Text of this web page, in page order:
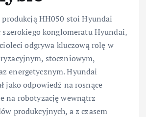
HH050 stoi Hyundai
szerokiego konglomeratu Hyundai,
odgrywa kluczową rolę w
stoczniowym,
energetycznym. Hyundai
jako odpowiedź na rosnące
na robotyzację wewnątrz
produkcyjnych, a z czasem